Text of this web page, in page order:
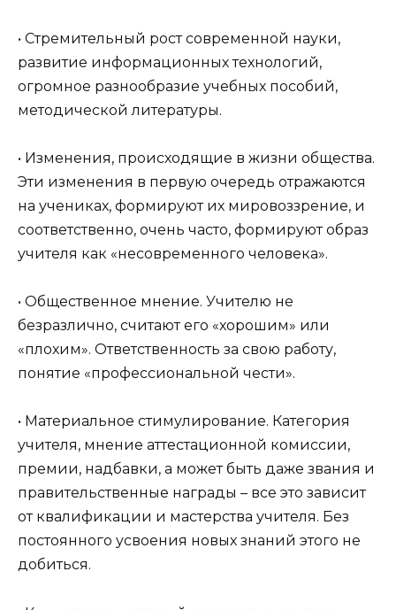
• Стремительный рост современной науки,
развитие информационных технологий,
огромное разнообразие учебных пособий,
методической литературы.
• Изменения, происходящие в жизни общества.
Эти изменения в первую очередь отражаются
на учениках, формируют их мировоззрение, и
соответственно, очень часто, формируют образ
учителя как «несовременного человека».
• Общественное мнение. Учителю не
безразлично, считают его «хорошим» или
«плохим». Ответственность за свою работу,
понятие «профессиональной чести».
• Материальное стимулирование. Категория
учителя, мнение аттестационной комиссии,
премии, надбавки, а может быть даже звания и
правительственные награды – все это зависит
от квалификации и мастерства учителя. Без
постоянного усвоения новых знаний этого не
добиться.